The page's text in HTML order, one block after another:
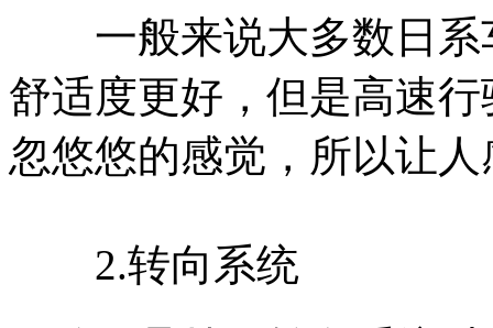
一般来说大多数日系
舒适度更好，但是高速
忽悠悠的感觉，所以让
2.转向系统